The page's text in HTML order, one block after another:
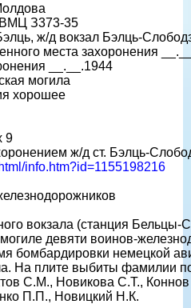
З373-35
ж/д вокзал Бэлць-
места захоронения
__.__.1944
могила
хорошее
9
ж/д ст. Бэлць-
info.htm?id=1155198216
вокзала (станция Бельцы-
девяти воинов-
бомбардировки немецкой
На плите выбиты фамилии
С.М., Новикова С.Т.,
П.П., Новицкий Н.К.